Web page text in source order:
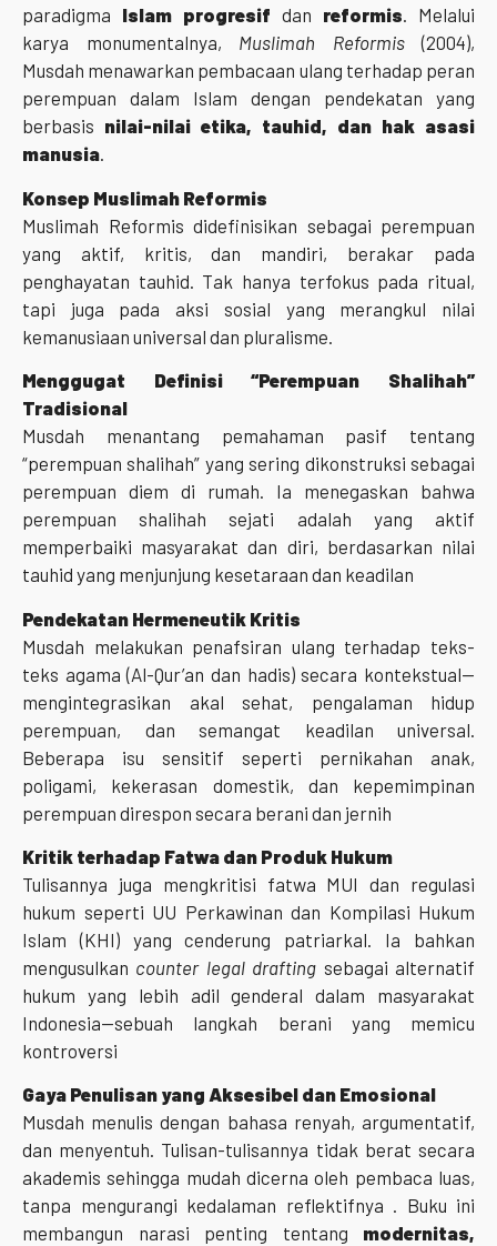
paradigma Islam progresif dan reformis. Melalui
karya monumentalnya, Muslimah Reformis(2004),
Musdah menawarkan pembacaan ulang terhadap peran
perempuan dalam Islam dengan pendekatan yang
berbasis nilai-nilai etika, tauhid, dan hak asasi
manusia.
Konsep Muslimah Reformis
Muslimah Reformis didefinisikan sebagai perempuan
yang aktif, kritis, dan mandiri, berakar pada
penghayatan tauhid. Tak hanya terfokus pada ritual,
tapi juga pada aksi sosial yang merangkul nilai
kemanusiaan universal dan pluralisme.
Menggugat Definisi “Perempuan Shalihah”
Tradisional
Musdah menantang pemahaman pasif tentang
“perempuan shalihah” yang sering dikonstruksi sebagai
perempuan diem di rumah. Ia menegaskan bahwa
perempuan shalihah sejati adalah yang aktif
memperbaiki masyarakat dan diri, berdasarkan nilai
tauhid yang menjunjung kesetaraan dan keadilan
Pendekatan Hermeneutik Kritis
Musdah melakukan penafsiran ulang terhadap teks-
teks agama (Al-Qur’an dan hadis) secara kontekstual—
mengintegrasikan akal sehat, pengalaman hidup
perempuan, dan semangat keadilan universal.
Beberapa isu sensitif seperti pernikahan anak,
poligami, kekerasan domestik, dan kepemimpinan
perempuan direspon secara berani dan jernih
Kritik terhadap Fatwa dan Produk Hukum
Tulisannya juga mengkritisi fatwa MUI dan regulasi
hukum seperti UU Perkawinan dan Kompilasi Hukum
Islam (KHI) yang cenderung patriarkal. Ia bahkan
mengusulkan counter legal drafting sebagai alternatif
hukum yang lebih adil genderal dalam masyarakat
Indonesia—sebuah langkah berani yang memicu
kontroversi
Gaya Penulisan yang Aksesibel dan Emosional
Musdah menulis dengan bahasa renyah, argumentatif,
dan menyentuh. Tulisan-tulisannya tidak berat secara
akademis sehingga mudah dicerna oleh pembaca luas,
tanpa mengurangi kedalaman reflektifnya . Buku ini
membangun narasi penting tentang modernitas,